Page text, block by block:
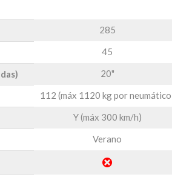
285
45
20"
112 (máx 1120 kg por
Y (máx 300 km/h)
Verano